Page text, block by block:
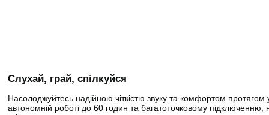
Слухай, грай, спілкуйся
Насолоджуйтесь надійною чіткістю звуку та комфортом
автономній роботі до 60 годин та багатоточковому